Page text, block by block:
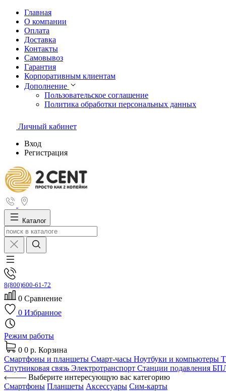
Главная
О компании
Оплата
Доставка
Контакты
Самовывоз
Гарантия
Корпоративным клиентам
Дополнение
Пользовательское соглашение
Политика обработки персональных данных
Личный кабинет
Вход
Регистрация
Каталог
8(800)600-61-72
0 Сравнение
0 Избранное
Режим работы
0 0 р. Корзина
Смартфоны и планшеты Смарт-часы Ноутбуки и компьютеры
Спутниковая связь Электротранспорт Станции подавления
Выберите интересующую вас категорию
Смартфоны Планшеты Аксессуары Сим-карты